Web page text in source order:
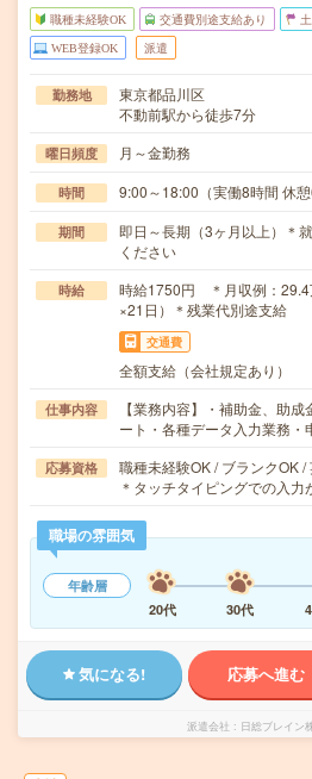
職種未経験OK 交通費別途支給あり
WEB登録OK 派遣
勤務地
東京都品川区
不動前駅から徒歩7分
曜日頻度 月～金勤務
時間 9:00～18:00（実働8時間 休憩
期間
即日～長期（3ヶ月以上）＊
ください
時給
時給1750円 ＊月収例：29.4
×21日）＊残業代別途支給
交通費
全額支給（会社規定あり）
仕事内容
【業務内容】・補助金、助
ート・各種データ入力業務
応募資格
職種未経験OK / ブランクOK /
＊タッチタイピングでの入力
職場の雰囲気
年齢層
20代
30代
気になる! 応募へ進む
派遣会社 日総ブレイン